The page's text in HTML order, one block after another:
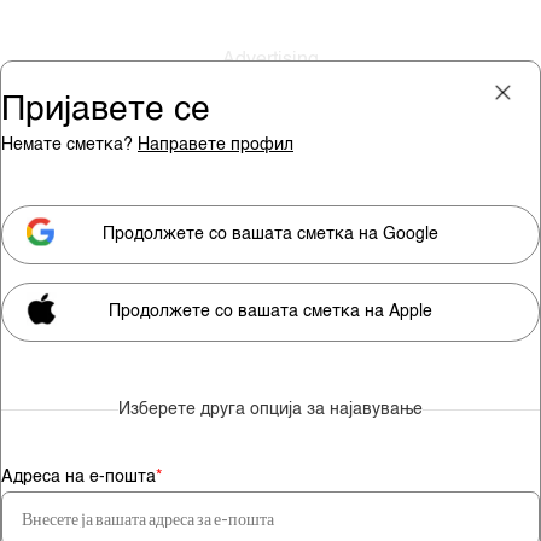
Мора да сте претплатник за
да гледате видео содржини.
Претплатете се
Пријавете се
Немате сметка? Направете профил
Продолжете со вашата сметка на Google
Продолжете со вашата сметка на Apple
Изберете друга опција за најавување
Адреса на е-пошта*